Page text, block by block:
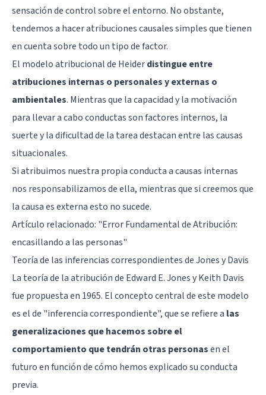
sensación de control sobre el entorno. No obstante,
tendemos a hacer atribuciones causales simples que tienen
en cuenta sobre todo un tipo de factor.
El modelo atribucional de Heiderdistingue entre
atribuciones internas o personales y externas o
ambientales. Mientras que la capacidad y la motivación
para llevar a cabo conductas son factores internos, la
suerte y la dificultad de la tarea destacan entre las causas
situacionales.
Si atribuimos nuestra propia conducta a causas internas
nos responsabilizamos de ella, mientras que si creemos que
la causa es externa esto no sucede.
Artículo relacionado: "Error Fundamental de Atribución:
encasillando a las personas"
Teoría de las inferencias correspondientes de Jones y Davis
La teoría de la atribución de Edward E. Jones y Keith Davis
fue propuesta en 1965. El concepto central de este modelo
es el de "inferencia correspondiente", que se refiere a las
generalizaciones que hacemos sobre el
comportamiento que tendrán otras personasen el
futuro en función de cómo hemos explicado su conducta
previa.